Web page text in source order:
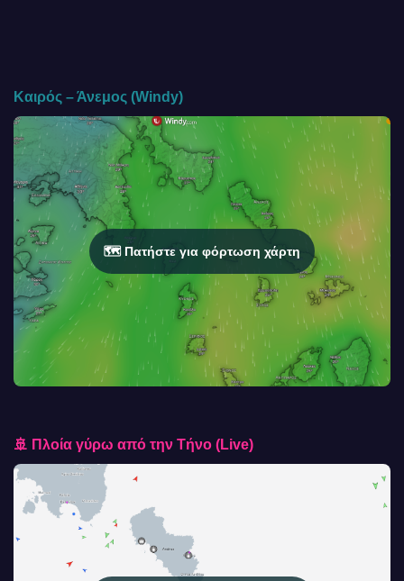
Καιρός – Άνεμος (Windy)
🗺️ Πατήστε για φόρτωση χάρτη
🚢 Πλοία γύρω από την Τήνο (Live)